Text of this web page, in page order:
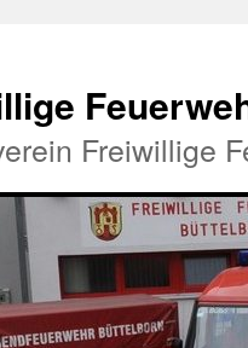
Freiwillige